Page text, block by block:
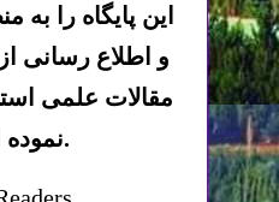
این پایگاه را
و اطلاع رسانی
مقالات علمی
نموده است.